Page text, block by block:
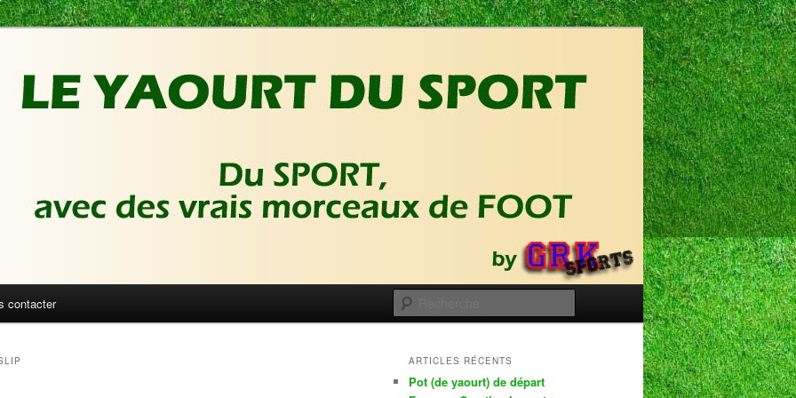
de foot | Gronique's Sports Blog
contacter
ARTICLES RÉCENTS
Pot (de yaourt) de départ